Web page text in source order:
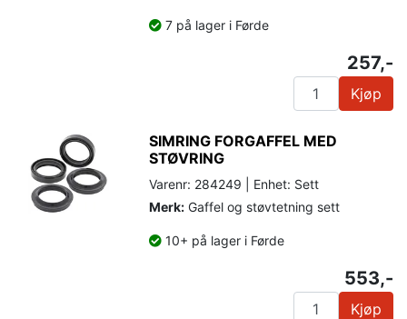
7 på lager i Førde
257,-
Kjøp
SIMRING FORGAFFEL MED
STØVRING
Varenr: 284249 | Enhet: Sett
Merk: Gaffel og støvtetning sett
10+ på lager i Førde
553,-
Kjøp